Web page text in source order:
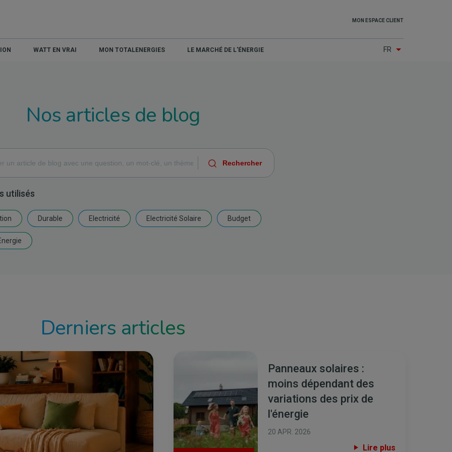
WATT EN VRAI MON TOTALENERGIES LE MARCHÉ DE L'ÉNERGIE
Top
menu
MON ESPACE CLIENT
FR
Nos articles de blog
utilisés
Durable Electricité Electricité Solaire Budget
Derniers articles
Panneaux solaires :
moins dépendant des
variations des prix de
l'énergie
20 APR. 2026
Lire plus